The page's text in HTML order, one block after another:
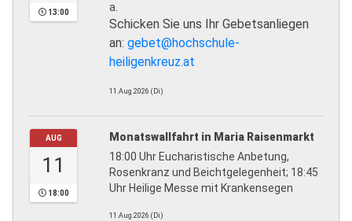
13:00 a.
Schicken Sie uns Ihr Gebetsanliegen
an: gebet@hochschule-
heiligenkreuz.at
11.Aug.2026 (Di)
AUG
11
18:00
Monatswallfahrt in Maria Raisenmarkt
18:00 Uhr Eucharistische Anbetung,
Rosenkranz und Beichtgelegenheit; 18:45
Uhr Heilige Messe mit Krankensegen
11.Aug.2026 (Di)